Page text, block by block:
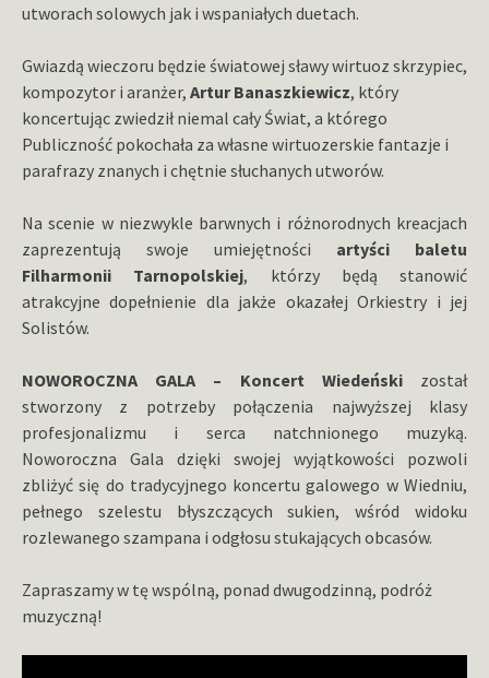
utworach solowych jak i wspaniałych duetach.
Gwiazdą wieczoru będzie światowej sławy wirtuoz skrzypiec,
kompozytor i aranżer, Artur Banaszkiewicz, który
koncertując zwiedził niemal cały Świat, a którego
Publiczność pokochała za własne wirtuozerskie fantazje i
parafrazy znanych i chętnie słuchanych utworów.
Na scenie w niezwykle barwnych i różnorodnych kreacjach
zaprezentują swoje umiejętności artyści baletu
Filharmonii Tarnopolskiej, którzy będą stanowić
atrakcyjne dopełnienie dla jakże okazałej Orkiestry i jej
Solistów.
NOWOROCZNA GALA – Koncert Wiedeńskizostał
stworzony z potrzeby połączenia najwyższej klasy
profesjonalizmu i serca natchnionego muzyką.
Noworoczna Gala dzięki swojej wyjątkowości pozwoli
zbliżyć się do tradycyjnego koncertu galowego w Wiedniu,
pełnego szelestu błyszczących sukien, wśród widoku
rozlewanego szampana i odgłosu stukających obcasów.
Zapraszamy w tę wspólną, ponad dwugodzinną, podróż
muzyczną!